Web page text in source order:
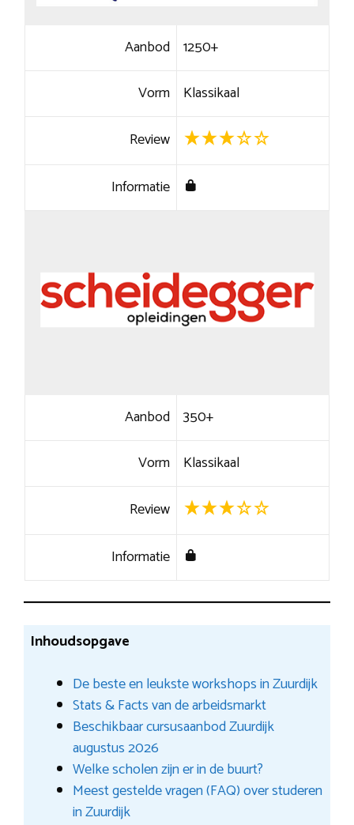
Aanbod 1250+
Vorm Klassikaal
Review
Informatie
Aanbod 350+
Vorm Klassikaal
Review
Informatie
Inhoudsopgave
De beste en leukste workshops in Zuurdijk
Stats & Facts van de arbeidsmarkt
Beschikbaar cursusaanbod Zuurdijk
augustus 2026
Welke scholen zijn er in de buurt?
Meest gestelde vragen (FAQ) over studeren
in Zuurdijk